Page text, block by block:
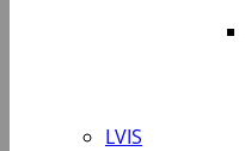
LVIS